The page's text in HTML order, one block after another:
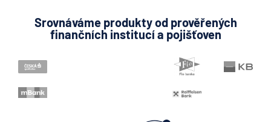
Srovnáváme produkty od prověřených
finančních institucí a pojišťoven